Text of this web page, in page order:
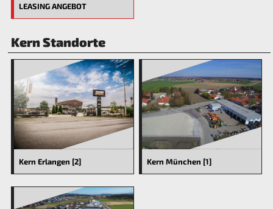
LEASING ANGEBOT
Kern Standorte
Kern Erlangen [2] Kern München [1]